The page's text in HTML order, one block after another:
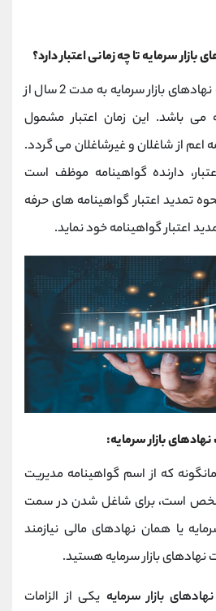
سرمایه تا چه زمانی اعتبار دارد؟
اعتبار گواهینامه مدیریت نهادهای بازار سرمایه به مدت 2 سال از
می باشد. این زمان اعتبار مشمول
اعم از شاغلان و غیرشاغلان می گردد.
2 سال اعتبار، دارنده گواهینامه موظف است
تمدید اعتبار گواهینامه های حرفه
اعتبار گواهینامه خود نماید.
بازار سرمایه:
که از اسم گواهینامه مدیریت
مشخص است، برای شاغل شدن در سمت
یا همان نهادهای مالی نیازمند
بازار سرمایه هستید.
بازار سرمایه یکی از الزامات